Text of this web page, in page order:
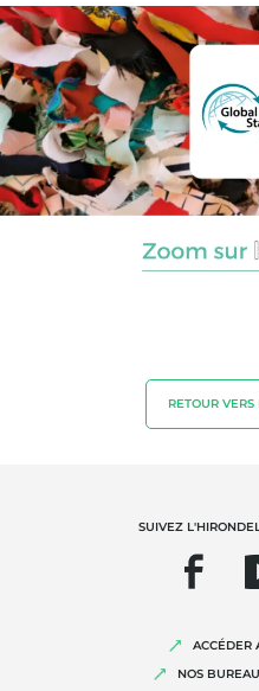
Agriculture biologique
Commerce équitable
Responsabilité sociétale
Biodiversité et changement
RETOUR
SUIVEZ
ACCÉDER
NOS